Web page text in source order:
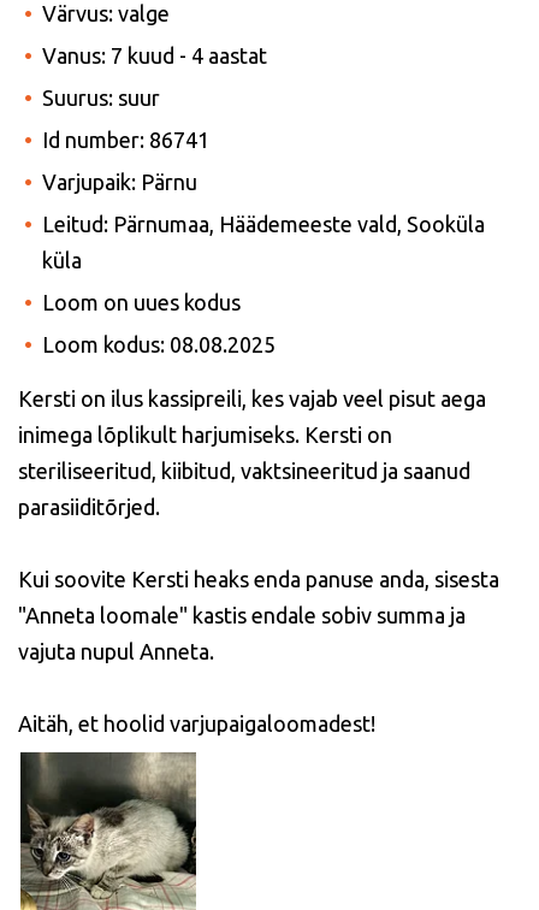
Värvus: valge
Vanus: 7 kuud - 4 aastat
Suurus: suur
Id number: 86741
Varjupaik: Pärnu
Leitud: Pärnumaa, Häädemeeste vald, Sooküla
küla
Loom on uues kodus
Loom kodus: 08.08.2025
Kersti on ilus kassipreili, kes vajab veel pisut aega
inimega lõplikult harjumiseks. Kersti on
steriliseeritud, kiibitud, vaktsineeritud ja saanud
parasiiditõrjed.
Kui soovite Kersti heaks enda panuse anda, sisesta
"Anneta loomale" kastis endale sobiv summa ja
vajuta nupul Anneta.
Aitäh, et hoolid varjupaigaloomadest!